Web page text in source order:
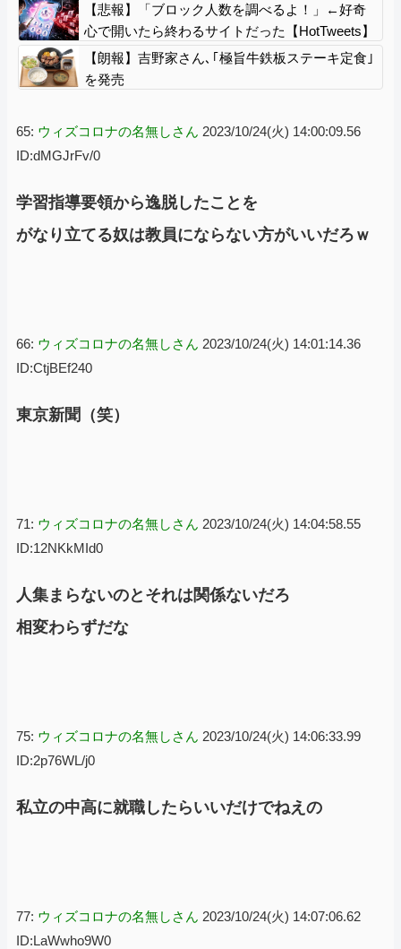
【悲報】「ブロック人数を調べるよ！」←好奇
心で開いたら終わるサイトだった【HotTweets】
【朗報】吉野家さん､｢極旨牛鉄板ステーキ定食｣
を発売
65: ウィズコロナの名無しさん 2023/10/24(火) 14:00:09.56
ID:dMGJrFv/0
学習指導要領から逸脱したことを
がなり立てる奴は教員にならない方がいいだろｗ
66: ウィズコロナの名無しさん 2023/10/24(火) 14:01:14.36
ID:CtjBEf240
東京新聞（笑）
71: ウィズコロナの名無しさん 2023/10/24(火) 14:04:58.55
ID:12NKkMId0
人集まらないのとそれは関係ないだろ
相変わらずだな
75: ウィズコロナの名無しさん 2023/10/24(火) 14:06:33.99
ID:2p76WL/j0
私立の中高に就職したらいいだけでねえの
77: ウィズコロナの名無しさん 2023/10/24(火) 14:07:06.62
ID:LaWwho9W0